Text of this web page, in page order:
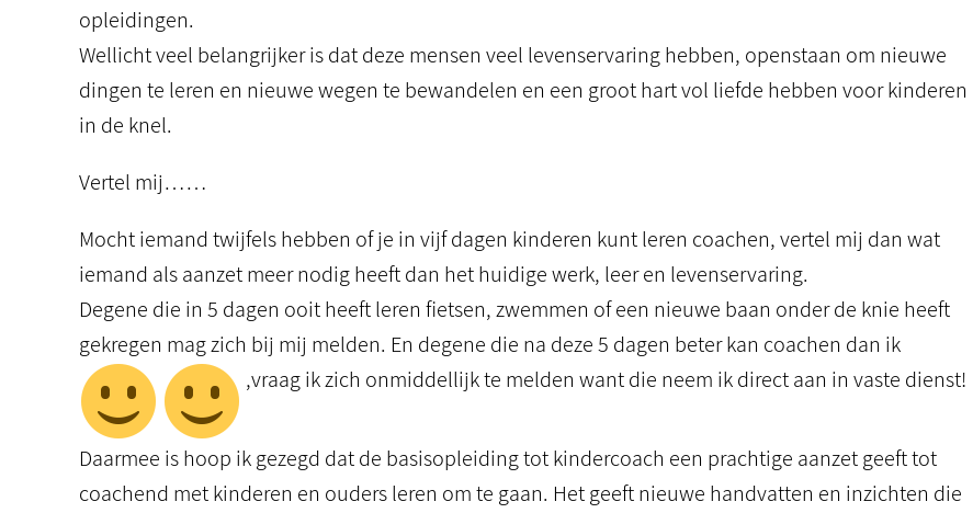
opleidingen.
Wellicht veel belangrijker is dat deze mensen veel levenservaring hebben, openstaan om nieuwe
dingen te leren en nieuwe wegen te bewandelen en een groot hart vol liefde hebben voor kinderen
in de knel.
Vertel mij……
Mocht iemand twijfels hebben of je in vijf dagen kinderen kunt leren coachen, vertel mij dan wat
iemand als aanzet meer nodig heeft dan het huidige werk, leer en levenservaring.
Degene die in 5 dagen ooit heeft leren fietsen, zwemmen of een nieuwe baan onder de knie heeft
gekregen mag zich bij mij melden. En degene die na deze 5 dagen beter kan coachen dan ik
,vraag ik zich onmiddellijk te melden want die neem ik direct aan in vaste dienst!
Daarmee is hoop ik gezegd dat de basisopleiding tot kindercoach een prachtige aanzet geeft tot
coachend met kinderen en ouders leren om te gaan. Het geeft nieuwe handvatten en inzichten die